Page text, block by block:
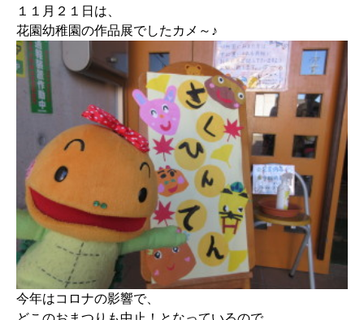
１１月２１日は、
花園幼稚園の作品展でしたカメ～♪
今年はコロナの影響で、